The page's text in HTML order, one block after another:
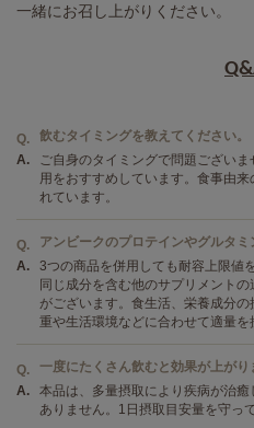
一緒にお召し上がりください。
Q. 飲むタイミングを教えてください。
A.
ご自身のタイミングで問題ござい
用をおすすめしています。食事由
れています。
Q. アンビークのプロテインやグルタミ
A.
3つの商品を併用しても耐容上限値
同じ成分を含む他のサプリメント
がございます。食生活、栄養成分
重や生活環境などに合わせて適量を
Q. 一度にたくさん飲むと効果が上がり
A.
本品は、多量摂取により疾病が治
ありません。1日摂取目安量を守っ